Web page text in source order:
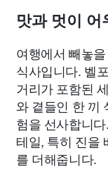
맛과 멋이 어
여행에서 빼놓
식사입니다. 벨
거리가 포함된
와 곁들인 한 끼
험을 선사합니
테일, 특히 진을
를 더해줍니다.